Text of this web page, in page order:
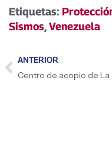
Etiquetas:
Sismos,Venezuela
ANTERIOR